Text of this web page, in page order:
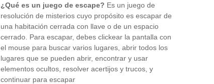
¿Qué es un juego de escape? Es un juego de
resolución de misterios cuyo propósito es escapar de
una habitación cerrada con llave o de un espacio
cerrado. Para escapar, debes clickear la pantalla con
el mouse para buscar varios lugares, abrir todos los
lugares que se pueden abrir, encontrar y usar
elementos ocultos, resolver acertijos y trucos, y
continuar para escapar